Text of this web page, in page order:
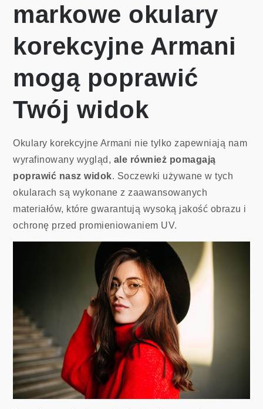
markowe okulary
korekcyjne Armani
mogą poprawić
Twój widok
Okulary korekcyjne Armani nie tylko zapewniają nam
wyrafinowany wygląd, ale również pomagają
poprawić nasz widok. Soczewki używane w tych
okularach są wykonane z zaawansowanych
materiałów, które gwarantują wysoką jakość obrazu i
ochronę przed promieniowaniem UV.